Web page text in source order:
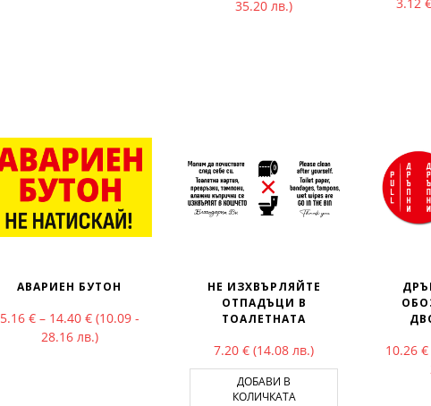
35.20 лв.)
АВАРИЕН БУТОН
5.16 € – 14.40 €Price range: 5.16 € through 14.40 €
(10.09 -
28.16 лв.)
НЕ ИЗХВЪРЛЯЙТЕ
ОТПАДЪЦИ В
ТОАЛЕТНАТА
7.20€ (14.08 лв.)
ДОБАВИ В
КОЛИЧКАТА
10.26 €